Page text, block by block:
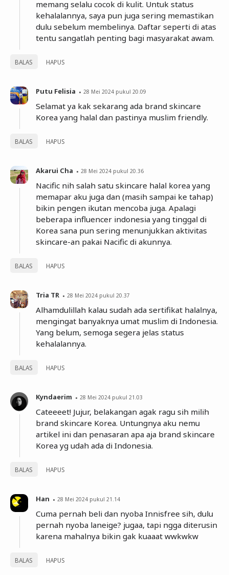
memang selalu cocok di kulit. Untuk status
kehalalannya, saya pun juga sering memastikan
dulu sebelum membelinya. Daftar seperti di atas
tentu sangatlah penting bagi masyarakat awam.
BALAS HAPUS
Putu Felisia 28 Mei 2024 pukul 20.09
Selamat ya kak sekarang ada brand skincare
Korea yang halal dan pastinya muslim friendly.
BALAS HAPUS
Akarui Cha 28 Mei 2024 pukul 20.36
Nacific nih salah satu skincare halal korea yang
memapar aku juga dan (masih sampai ke tahap)
bikin pengen ikutan mencoba juga. Apalagi
beberapa influencer indonesia yang tinggal di
Korea sana pun sering menunjukkan aktivitas
skincare-an pakai Nacific di akunnya.
BALAS HAPUS
Tria TR 28 Mei 2024 pukul 20.37
Alhamdulillah kalau sudah ada sertifikat halalnya,
mengingat banyaknya umat muslim di Indonesia.
Yang belum, semoga segera jelas status
kehalalannya.
BALAS HAPUS
Kyndaerim 28 Mei 2024 pukul 21.03
Cateeeet! Jujur, belakangan agak ragu sih milih
brand skincare Korea. Untungnya aku nemu
artikel ini dan penasaran apa aja brand skincare
Korea yg udah ada di Indonesia.
BALAS HAPUS
Han 28 Mei 2024 pukul 21.14
Cuma pernah beli dan nyoba Innisfree sih, dulu
pernah nyoba laneige? jugaa, tapi ngga diterusin
karena mahalnya bikin gak kuaaat wwkwkw
BALAS HAPUS